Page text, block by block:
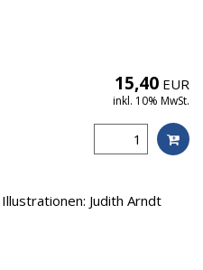
15,40 EUR
inkl. 10% MwSt.
Judith Arndt